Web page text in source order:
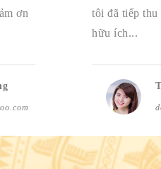
ơn
tôi đã tiếp
hữu ích...